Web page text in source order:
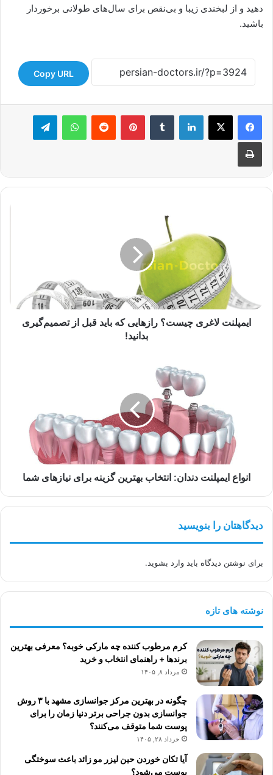
دهید و از لبخندی زیبا و بی‌نقص برای سال‌های طولانی برخوردار
باشید.
Copy URL
لینکدین ‫تامبلر ‫پین‌ترست‫رددیت واتس آپ تلگرام
چاپ
تصمیم‌گیری
بدانید!ایمپلنت لاغری چیست؟ رازهایی که باید قبل از تصمیم‌گیری
بدانید!
انواع ایمپلنت دندان: انتخاب بهترین گزینه برای نیازهای شما
دیدگاهتان را بنویسید
برای نوشتن دیدگاه باید وارد بشوید.
نوشته های تازه
کرم مرطوب کننده چه مارکی خوبه؟ معرفی بهترین
برندها + راهنمای انتخاب و خرید
مرداد ۸, ۱۴۰۵
چگونه در بهترین مرکز جوانسازی مشهد با ۳ روش
جوانسازی بدون جراحی برتر دنیا زمان را برای
پوست شما متوقف می‌کنند؟
خرداد ۲۸, ۱۴۰۵
آیا تکان خوردن حین لیزر مو زائد باعث سوختگی
پوست می‌شود؟